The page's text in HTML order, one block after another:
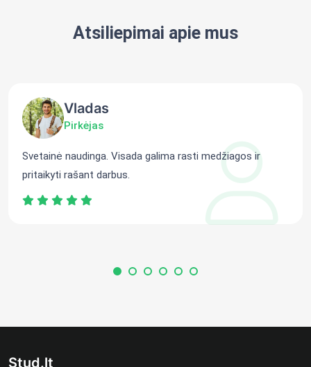
Atsiliepimai apie mus
Vladas
Pirkėjas
Svetainė naudinga. Visada galima rasti medžiagos ir
pritaikyti rašant darbus.
Stud.lt